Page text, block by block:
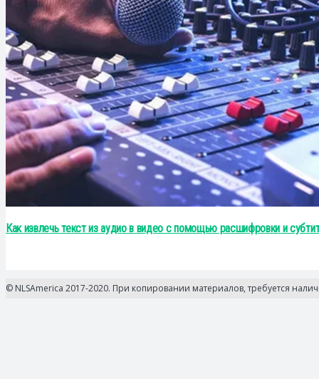
Как извлечь текст из аудио в видео с помощью расшифровки и
© NLSAmerica 2017-2020. При копировании материалов, требуется